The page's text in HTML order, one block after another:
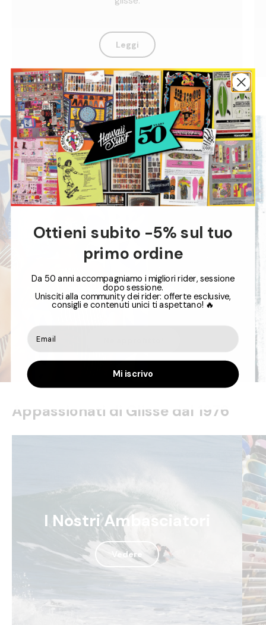
Leggi
PROMOZIONI
Appassionati di Glisse dal 1976
I Nostri Ambasciatori
Vedere
Ottieni subito -5% sul tuo
primo ordine
Da 50 anni accompagniamo i migliori rider, sessione
dopo sessione.
Unisciti alla community dei rider: offerte esclusive,
consigli e contenuti unici ti aspettano! 🔥
Mi iscrivo